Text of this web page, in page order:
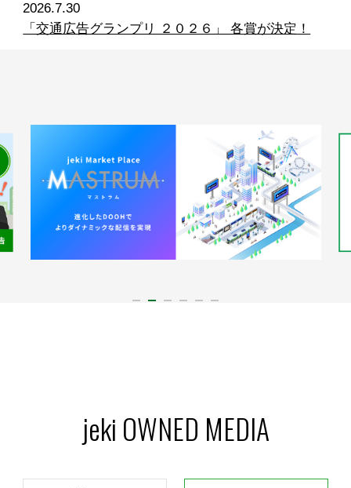
2026.7.30
「交通広告グランプリ ２０２６」 各賞が決定！
jeki OWNED MEDIA